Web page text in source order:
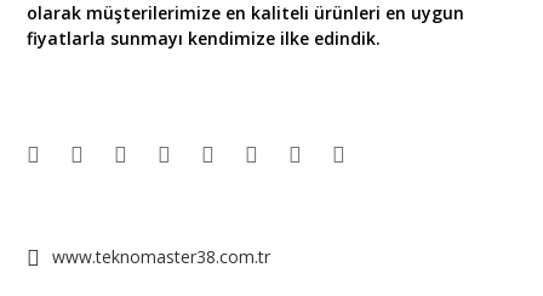
olarak müşterilerimize en kaliteli ürünleri en uygun
fiyatlarla sunmayı kendimize ilke edindik.
www.teknomaster38.com.tr